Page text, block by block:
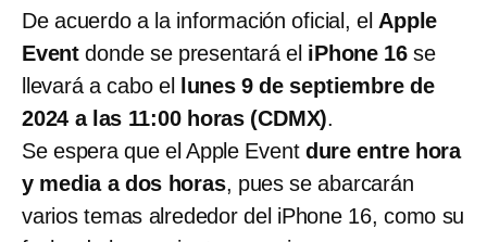
De acuerdo a la información oficial, el Apple
Event donde se presentará el iPhone 16se
llevará a cabo el lunes 9 de septiembre de
2024 a las 11:00 horas (CDMX).
Se espera que el Apple Event dure entre hora
y media a dos horas, pues se abarcarán
varios temas alrededor del iPhone 16, como su